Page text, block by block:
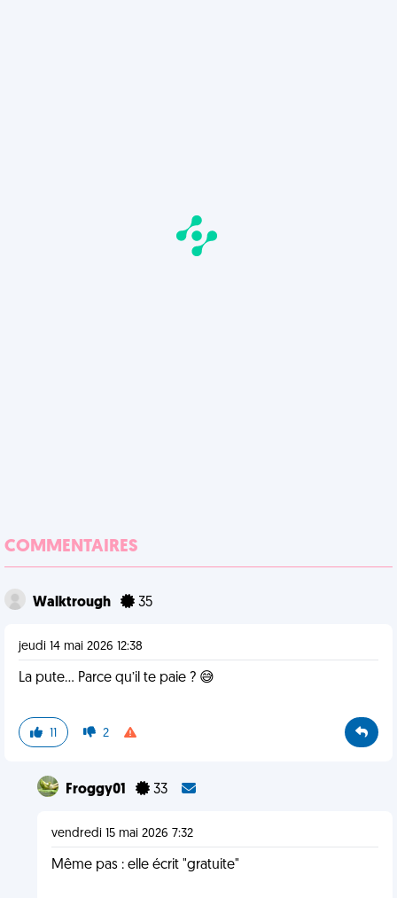
COMMENTAIRES
Walktrough 35
jeudi 14 mai 2026 12:38
La pute… Parce qu’il te paie ? 😅
11 2
Froggy01 33
vendredi 15 mai 2026 7:32
Même pas : elle écrit "gratuite"